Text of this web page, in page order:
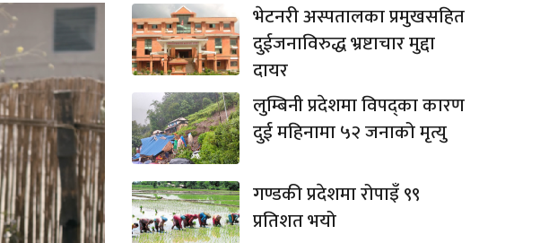
भेटनरी अस्पतालका प्रमुखसहित
दुईजनाविरुद्ध भ्रष्टाचार मुद्दा
दायर
लुम्बिनी प्रदेशमा विपद्का कारण
दुई महिनामा ५२ जनाको मृत्यु
गण्डकी प्रदेशमा रोपाइँ ९९
प्रतिशत भयो